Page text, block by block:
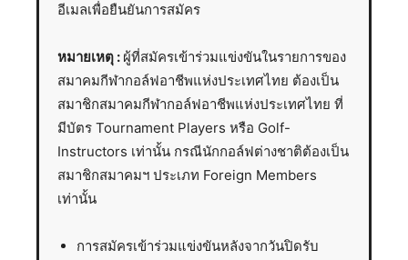
อีเมลเพื่อยืนยันการสมัคร
หมายเหตุ : ผู้ที่สมัครเข้าร่วมแข่งขันในรายการของ
สมาคมกีฬากอล์ฟอาชีพแห่งประเทศไทย ต้องเป็น
สมาชิกสมาคมกีฬากอล์ฟอาชีพแห่งประเทศไทย ที่
มีบัตร Tournament Players หรือ Golf-
Instructors เท่านั้น กรณีนักกอล์ฟต่างชาติต้องเป็น
สมาชิกสมาคมฯ ประเภท Foreign Members
เท่านั้น
การสมัครเข้าร่วมแข่งขันหลังจากวันปิดรับ